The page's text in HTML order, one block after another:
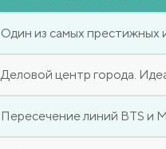
Один из самых престижных
Деловой центр города.
Пересечение линий BTS и